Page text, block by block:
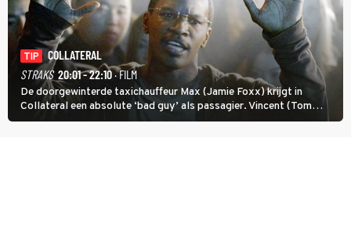
TIP
COLLATERAL
STRAKS 20:01 - 22:10· FILM
De doorgewinterde taxichauffeur Max (Jamie Foxx) krijgt in
Collateral een absolute ‘bad guy’ als passagier. Vincent (Tom
Cruise) heeft hem nodig om hem de stad door te loodsen om een